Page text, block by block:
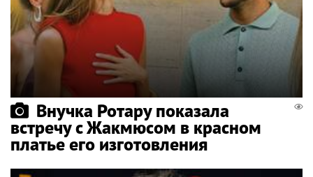
Внучка Ротару показала
встречу с Жакмюсом в красном
платье его изготовления